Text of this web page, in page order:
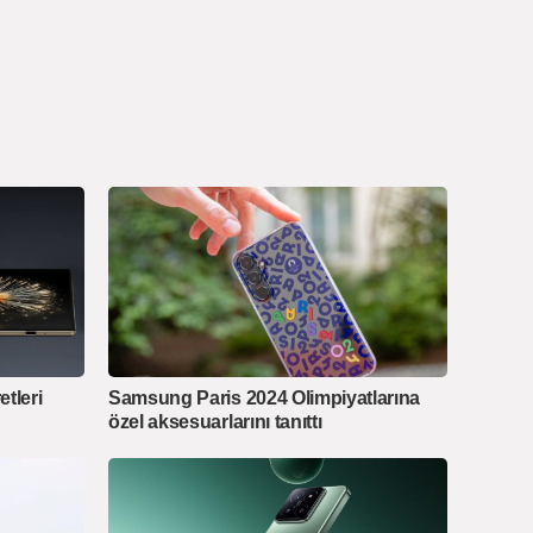
Samsung Paris 2024 Olimpiyatlarına
özel aksesuarlarını tanıttı